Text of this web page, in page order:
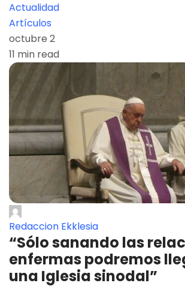
Actualidad
Artículos
octubre 2
11 min read
Redaccion Ekklesia
“Sólo sanando las
enfermas podremos
una Iglesia sinodal”